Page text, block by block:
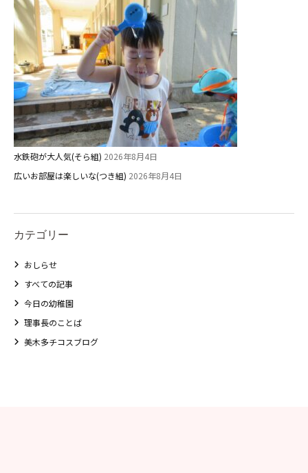
水鉄砲が大人気(そら組) 2026年8月4日
広いお部屋は楽しいな(つき組) 2026年8月4日
カテゴリー
おしらせ
すべての記事
今日の幼稚園
理事長のことば
美木多チコスブログ